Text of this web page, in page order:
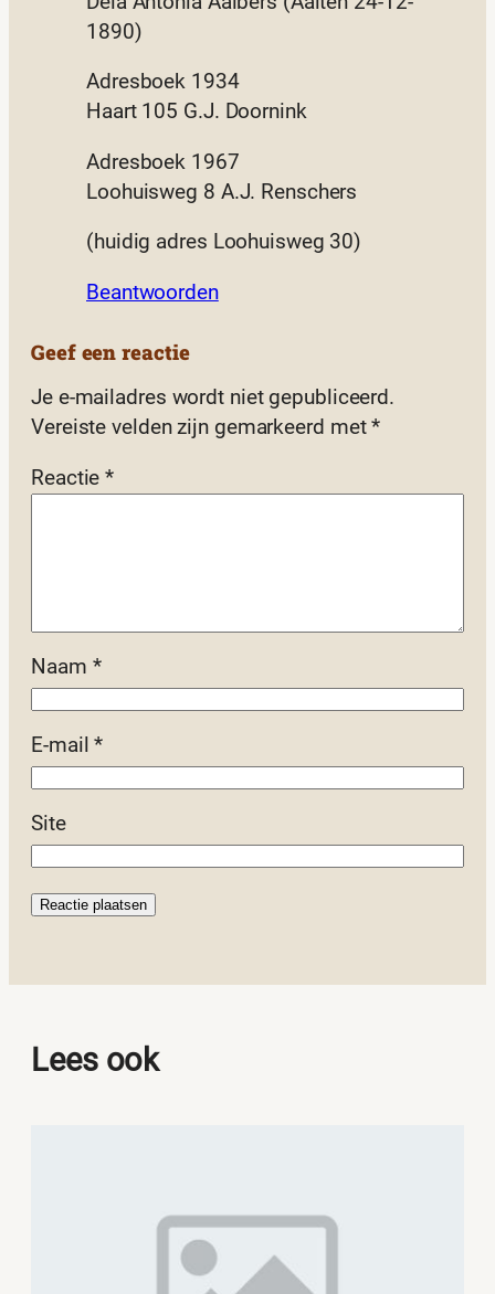
1890)
Adresboek 1934
Haart 105 G.J. Doornink
Adresboek 1967
Loohuisweg 8 A.J. Renschers
(huidig adres Loohuisweg 30)
Beantwoorden
Geef een reactie
Je e-mailadres wordt niet gepubliceerd.
Vereiste velden zijn gemarkeerd met*
Reactie*
Naam *
E-mail*
Site
Lees ook